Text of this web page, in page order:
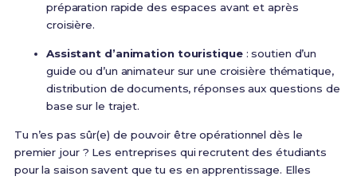
préparation rapide des espaces avant et après
croisière.
Assistant d’animation touristique: soutien d’un
guide ou d’un animateur sur une croisière thématique,
distribution de documents, réponses aux questions de
base sur le trajet.
Tu n’es pas sûr(e) de pouvoir être opérationnel dès le
premier jour ? Les entreprises qui recrutent des étudiants
pour la saison savent que tu es en apprentissage. Elles